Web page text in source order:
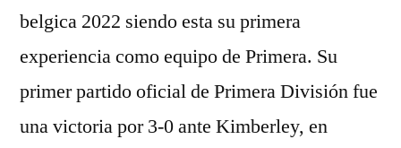
belgica 2022 siendo esta su primera
experiencia como equipo de Primera. Su
primer partido oficial de Primera División fue
una victoria por 3-0 ante Kimberley, en